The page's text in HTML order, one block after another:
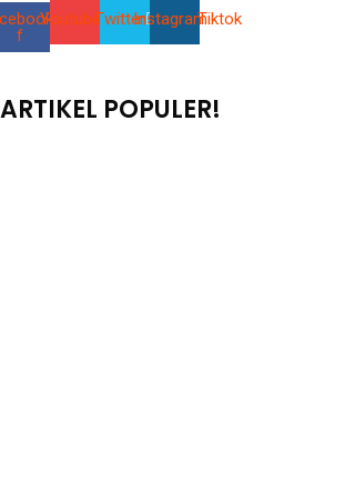
f
YoutubeTwitterInstagramTiktok
ARTIKEL POPULER!